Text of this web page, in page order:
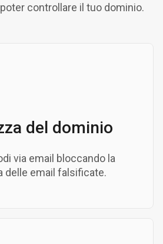
controllare il tuo dominio.
del dominio
via email bloccando la
delle email falsificate.